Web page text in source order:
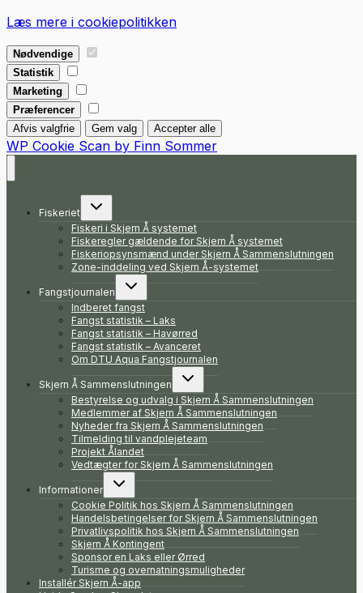
Læs mere i cookiepolitikken
Nødvendige
Statistik
Marketing
Præferencer
Afvis valgfrie Gem valg Accepter alle
WP Cookie Scan by Finn Sommer
Fiskeriet
Skift
Fiskeri i Skjern Å systemet
Fiskeregler gældende for Skjern Å systemet
Fiskeriopsynsmænd under Skjern Å Sammenslutningen
Zone-inddeling ved Skjern Å-systemet
Fangstjournalen
Skift
Indberet fangst
Fangst statistik – Laks
Fangst statistik – Havørred
Fangst statistik – Avanceret
Om DTU Aqua Fangstjournalen
Skjern Å Sammenslutningen
Skift
Bestyrelse og udvalg i Skjern Å Sammenslutningen
Medlemmer af Skjern Å Sammenslutningen
Nyheder fra Skjern Å Sammenslutningen
Tilmelding til vandplejeteam
Projekt Ålandet
Vedtægter for Skjern Å Sammenslutningen
Informationer
Skift
Cookie Politik hos Skjern Å Sammenslutningen
Handelsbetingelser for Skjern Å Sammenslutningen
Privatlivspolitik hos Skjern Å Sammenslutningen
Skjern Å Kontingent
Sponsor en Laks eller Ørred
Turisme og overnatningsmuligheder
Installér Skjern Å-app